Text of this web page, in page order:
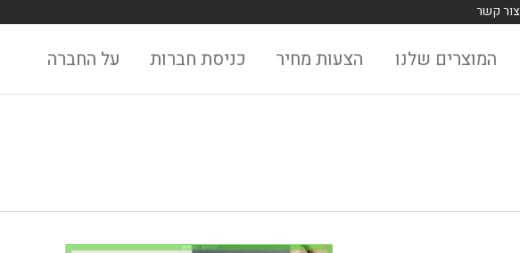
צור קשר
המוצרים שלנו הצעות מחיר כניסת חברות על החברה